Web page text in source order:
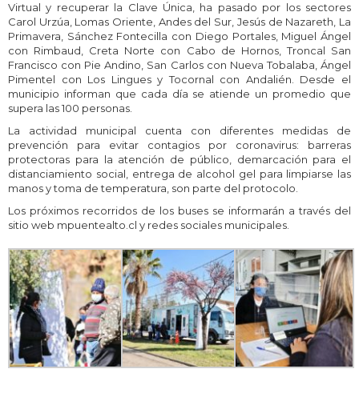
Virtual y recuperar la Clave Única, ha pasado por los sectores
Carol Urzúa, Lomas Oriente, Andes del Sur, Jesús de Nazareth, La
Primavera, Sánchez Fontecilla con Diego Portales, Miguel Ángel
con Rimbaud, Creta Norte con Cabo de Hornos, Troncal San
Francisco con Pie Andino, San Carlos con Nueva Tobalaba, Ángel
Pimentel con Los Lingues y Tocornal con Andalién. Desde el
municipio informan que cada día se atiende un promedio que
supera las 100 personas.
La actividad municipal cuenta con diferentes medidas de
prevención para evitar contagios por coronavirus: barreras
protectoras para la atención de público, demarcación para el
distanciamiento social, entrega de alcohol gel para limpiarse las
manos y toma de temperatura, son parte del protocolo.
Los próximos recorridos de los buses se informarán a través del
sitio web mpuentealto.cl y redes sociales municipales.